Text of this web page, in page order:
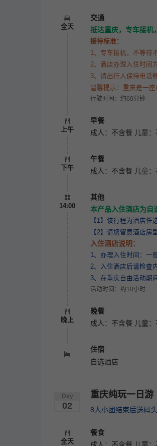
全天
交通
抵达重庆，专车接机
接待标准：
1、专车接机，不等待
2、酒店办理入住时间
3、请出行人保持电话
温馨提示：重庆是一
行驶时间：约60分钟
上午
早餐
成人：不含餐 儿童：
下午
午餐
成人：不含餐 儿童：
14:00
其他
本产品入住酒店为自
【1】该行程为酒店任
【2】请您留意酒店
入住酒店说明：
1、办理入住时间：一
2、入住酒店后请检查
3、在重庆自由活动期
活动时间：约10小时
晚上
晚餐
成人：不含餐 儿童：
住宿
自选酒店
Day
02
重庆纯玩一日游
8人小团结束后送码
全天
餐食